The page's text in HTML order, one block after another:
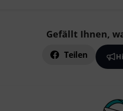
Gefällt Ihnen,
Teilen